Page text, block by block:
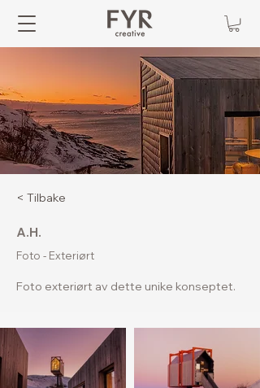
< Tilbake
A.H.
Foto - Exteriørt
Foto exteriørt av dette unike konseptet.